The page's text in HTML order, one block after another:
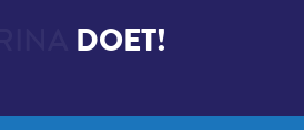
DOET!